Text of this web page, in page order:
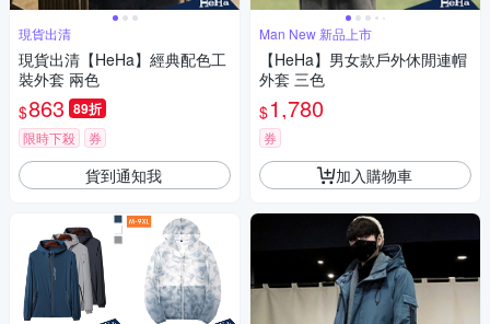
現貨出清
現貨出清【HeHa】經典配色工
裝外套 兩色
$863 89折
限時下殺 券
貨到通知我
Man New 新品上市
【HeHa】男女款戶外休閒連帽
外套 三色
$1,780
券
加入購物車